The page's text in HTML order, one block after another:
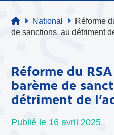
National
Réforme
de sanctions, au détriment
Réforme du
barème de
détriment de
Publié le 16 avril 2025